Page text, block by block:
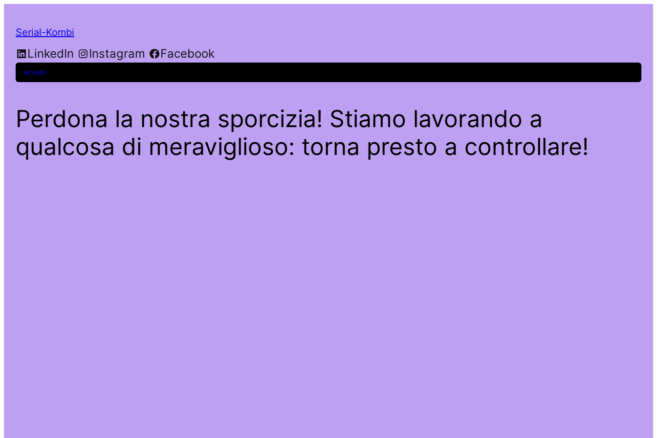
Serial-Kombi
LinkedIn Instagram Facebook
Accedi
Perdona la nostra sporcizia! Stiamo lavorando a
qualcosa di meraviglioso: torna presto a controllare!